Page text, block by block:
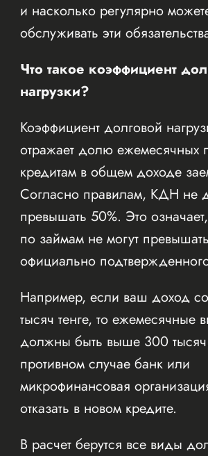
и насколько регулярно
обслуживать эти
Что такое коэффициент
нагрузки?
Коэффициент долговой
отражает долю ежемесячных
кредитам в общем доходе
Согласно правилам, КДН не
превышать 50%. Это
по займам не могут
официально
Например, если ваш доход
тысяч тенге, то ежемесячные
должны быть выше 300
противном случае банк или
микрофинансовая
отказать в новом кредите.
В расчет берутся все виды